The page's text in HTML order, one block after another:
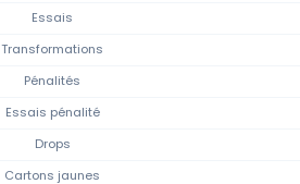
Essais
Transformations
Pénalités
Essais pénalité
Drops
Cartons jaunes